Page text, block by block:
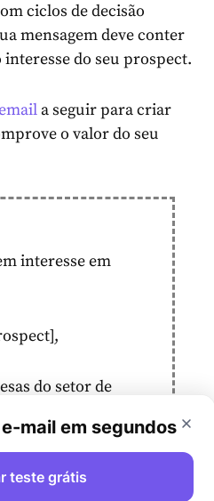
ciclos de decisão
mensagem deve conter
do seu prospect.
a seguir para criar
o valor do seu
interesse em
do setor de
Problema]. O [Seu
[Concorrente #1]
a conquistarem
mail em segundos
teste grátis